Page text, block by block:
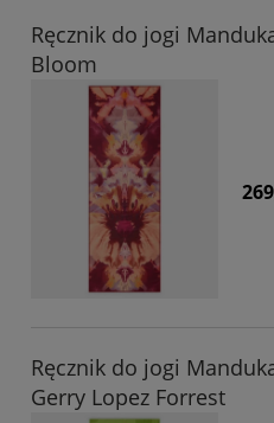
Ręcznik do jogi
Bloom
Ręcznik do jogi
Gerry Lopez Forrest